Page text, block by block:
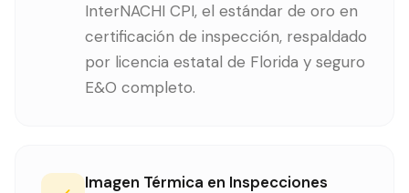
InterNACHI CPI, el estándar de oro en
certificación de inspección, respaldado
por licencia estatal de Florida y seguro
E&O completo.
Imagen Térmica en Inspecciones